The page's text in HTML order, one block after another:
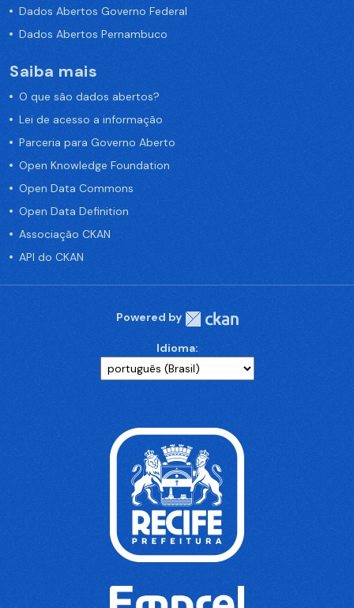
Dados Abertos Governo Federal
Dados Abertos Pernambuco
Saiba mais
O que são dados abertos?
Lei de acesso a informação
Parceria para Governo Aberto
Open Knowledge Foundation
Open Data Commons
Open Data Definition
Associação CKAN
API do CKAN
Powered by
Idioma